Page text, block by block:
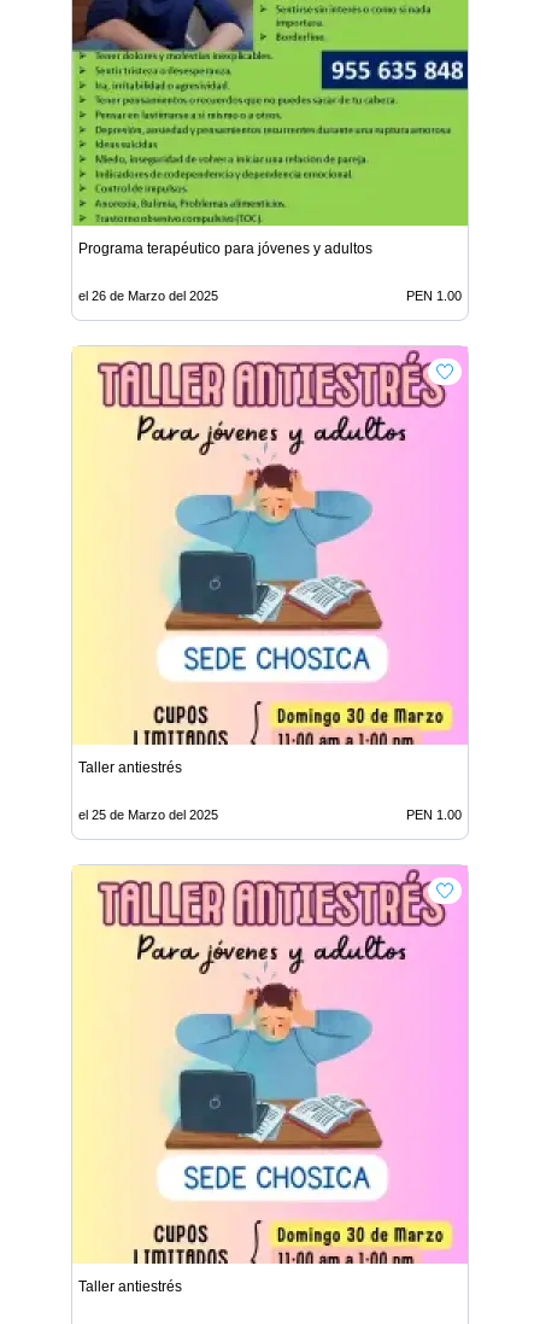
Programa terapéutico para jóvenes y adultos
el 26 de Marzo del 2025 PEN 1.00
Taller antiestrés
el 25 de Marzo del 2025 PEN 1.00
Taller antiestrés